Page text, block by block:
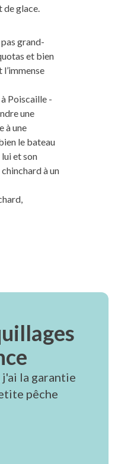
de glace.
grand-
et bien
Poiscaille -
une
à une
le bateau
et son
à un
la garantie
pêche